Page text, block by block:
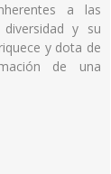
a las
diversidad y su
y dota de
de una